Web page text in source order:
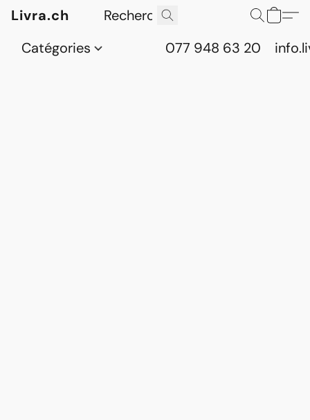
Livra.ch
Catégories
077 948 63 20